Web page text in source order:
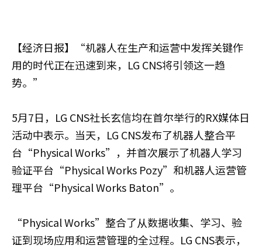
【经济日报】“机器人在生产和运营中发挥关键作
用的时代正在迅速到来，LG CNS将引领这一趋
势。”
5月7日，LG CNS社长玄信均在首尔举行的RX媒体日
活动中表示。当天，LG CNS发布了机器人整合平
台“Physical Works”，并首次展示了机器人学习
验证平台“Physical Works Pozy”和机器人运营管
理平台“Physical Works Baton”。
“Physical Works”整合了从数据收集、学习、验
证到现场应用和运营管理的全过程。LG CNS表示，